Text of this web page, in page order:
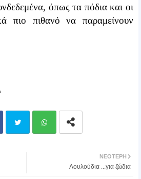
όπως τα πόδια και οι
πιο πιθανό να παραμείνουν
ΝΕΌΤΕΡΗ
Λουλούδια ...για ζώδια